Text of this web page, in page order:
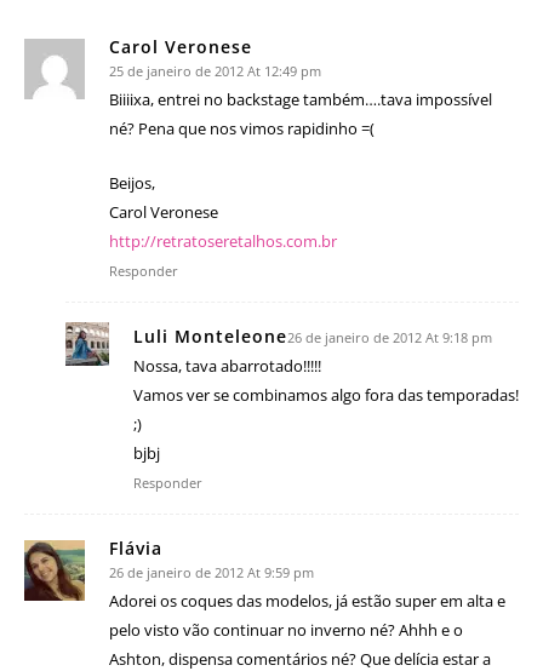
Carol Veronese
25 de janeiro de 2012 At 12:49 pm
Biiiixa, entrei no backstage também….tava impossível
né? Pena que nos vimos rapidinho =(
Beijos,
Carol Veronese
http://retratoseretalhos.com.br
Responder
Luli Monteleone26 de janeiro de 2012 At 9:18 pm
Nossa, tava abarrotado!!!!!
Vamos ver se combinamos algo fora das temporadas!
;)
bjbj
Responder
Flávia
26 de janeiro de 2012 At 9:59 pm
Adorei os coques das modelos, já estão super em alta e
pelo visto vão continuar no inverno né? Ahhh e o
Ashton, dispensa comentários né? Que delícia estar a